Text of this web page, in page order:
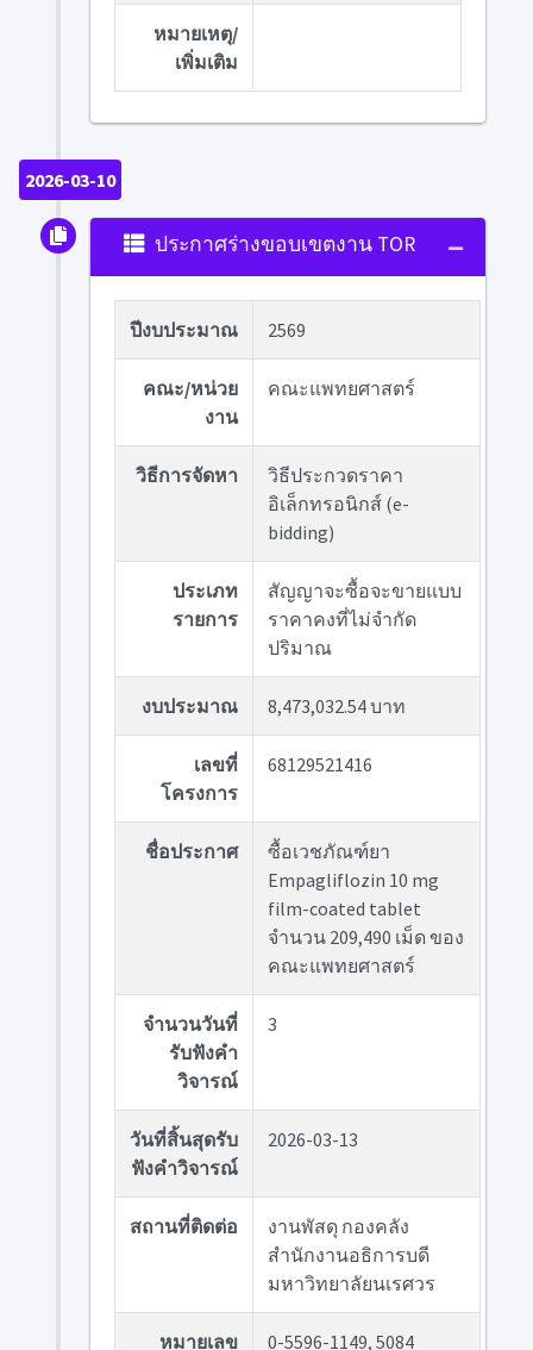
หมายเหตุ/
เพิ่มเติม
2026-03-10
ประกาศร่างขอบเขตงาน TOR
ปีงบประมาณ 2569
คณะ/หน่วย
งาน
คณะแพทยศาสตร์
วิธีการจัดหา
วิธีประกวดราคา
อิเล็กทรอนิกส์ (e-
bidding)
ประเภท
รายการ
สัญญาจะซื้อจะขายแบบ
ราคาคงที่ไม่จำกัด
ปริมาณ
งบประมาณ 8,473,032.54 บาท
เลขที่
โครงการ
68129521416
ชื่อประกาศ
ซื้อเวชภัณฑ์ยา
Empagliflozin 10 mg
film-coated tablet
จำนวน 209,490 เม็ด ของ
คณะแพทยศาสตร์
จำนวนวันที่
รับฟังคำ
วิจารณ์
3
วันที่สิ้นสุดรับ
ฟังคำวิจารณ์
2026-03-13
สถานที่ติดต่อ
งานพัสดุ กองคลัง
สำนักงานอธิการบดี
มหาวิทยาลัยนเรศวร
หมายเลข 0-5596-1149, 5084